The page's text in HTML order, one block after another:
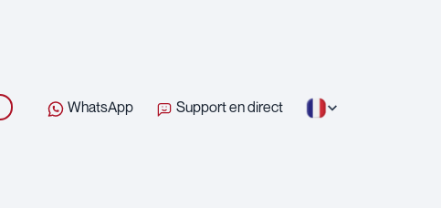
WhatsApp Support en direct